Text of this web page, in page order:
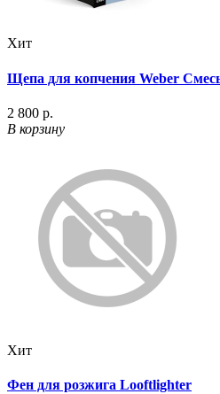
Хит
Щепа для копчения Weber
2 800 р.
В корзину
Хит
Фен для розжига Looftlighter